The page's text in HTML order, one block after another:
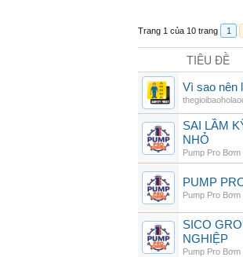
Trang 1 của 10 trang 1
TIÊU ĐỀ
Vì sao nên
SAI LẦM
NHỎ
Pump Pro
PUMP
Pump Pro
SICO
NGHIỆP
Pump Pro